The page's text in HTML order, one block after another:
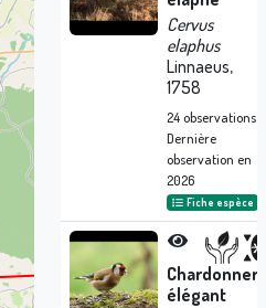
Cervus
elaphus
Linnaeus,
1758
24observations
Dernière
observation en
2026
Fiche espèce
élégant